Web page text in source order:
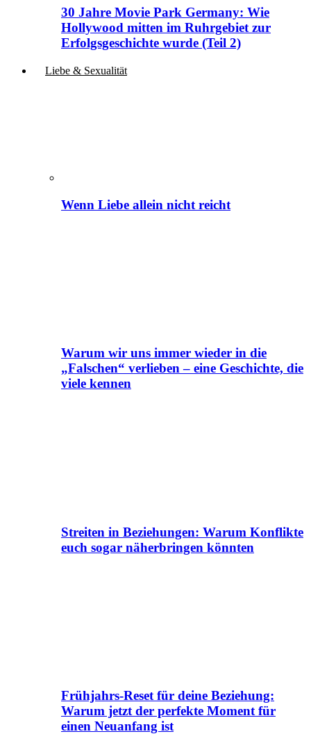
30 Jahre Movie Park Germany: Wie
Hollywood mitten im Ruhrgebiet zur
Erfolgsgeschichte wurde (Teil 2)
Liebe & Sexualität
Wenn Liebe allein nicht reicht
Warum wir uns immer wieder in die
„Falschen“ verlieben – eine Geschichte, die
viele kennen
Streiten in Beziehungen: Warum Konflikte
euch sogar näherbringen könnten
Frühjahrs-Reset für deine Beziehung:
Warum jetzt der perfekte Moment für
einen Neuanfang ist